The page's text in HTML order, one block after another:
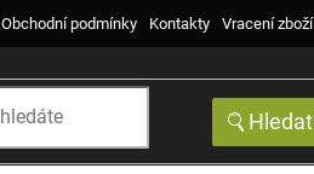
Obchodní podmínky Kontakty Vracení zboží
Hledat